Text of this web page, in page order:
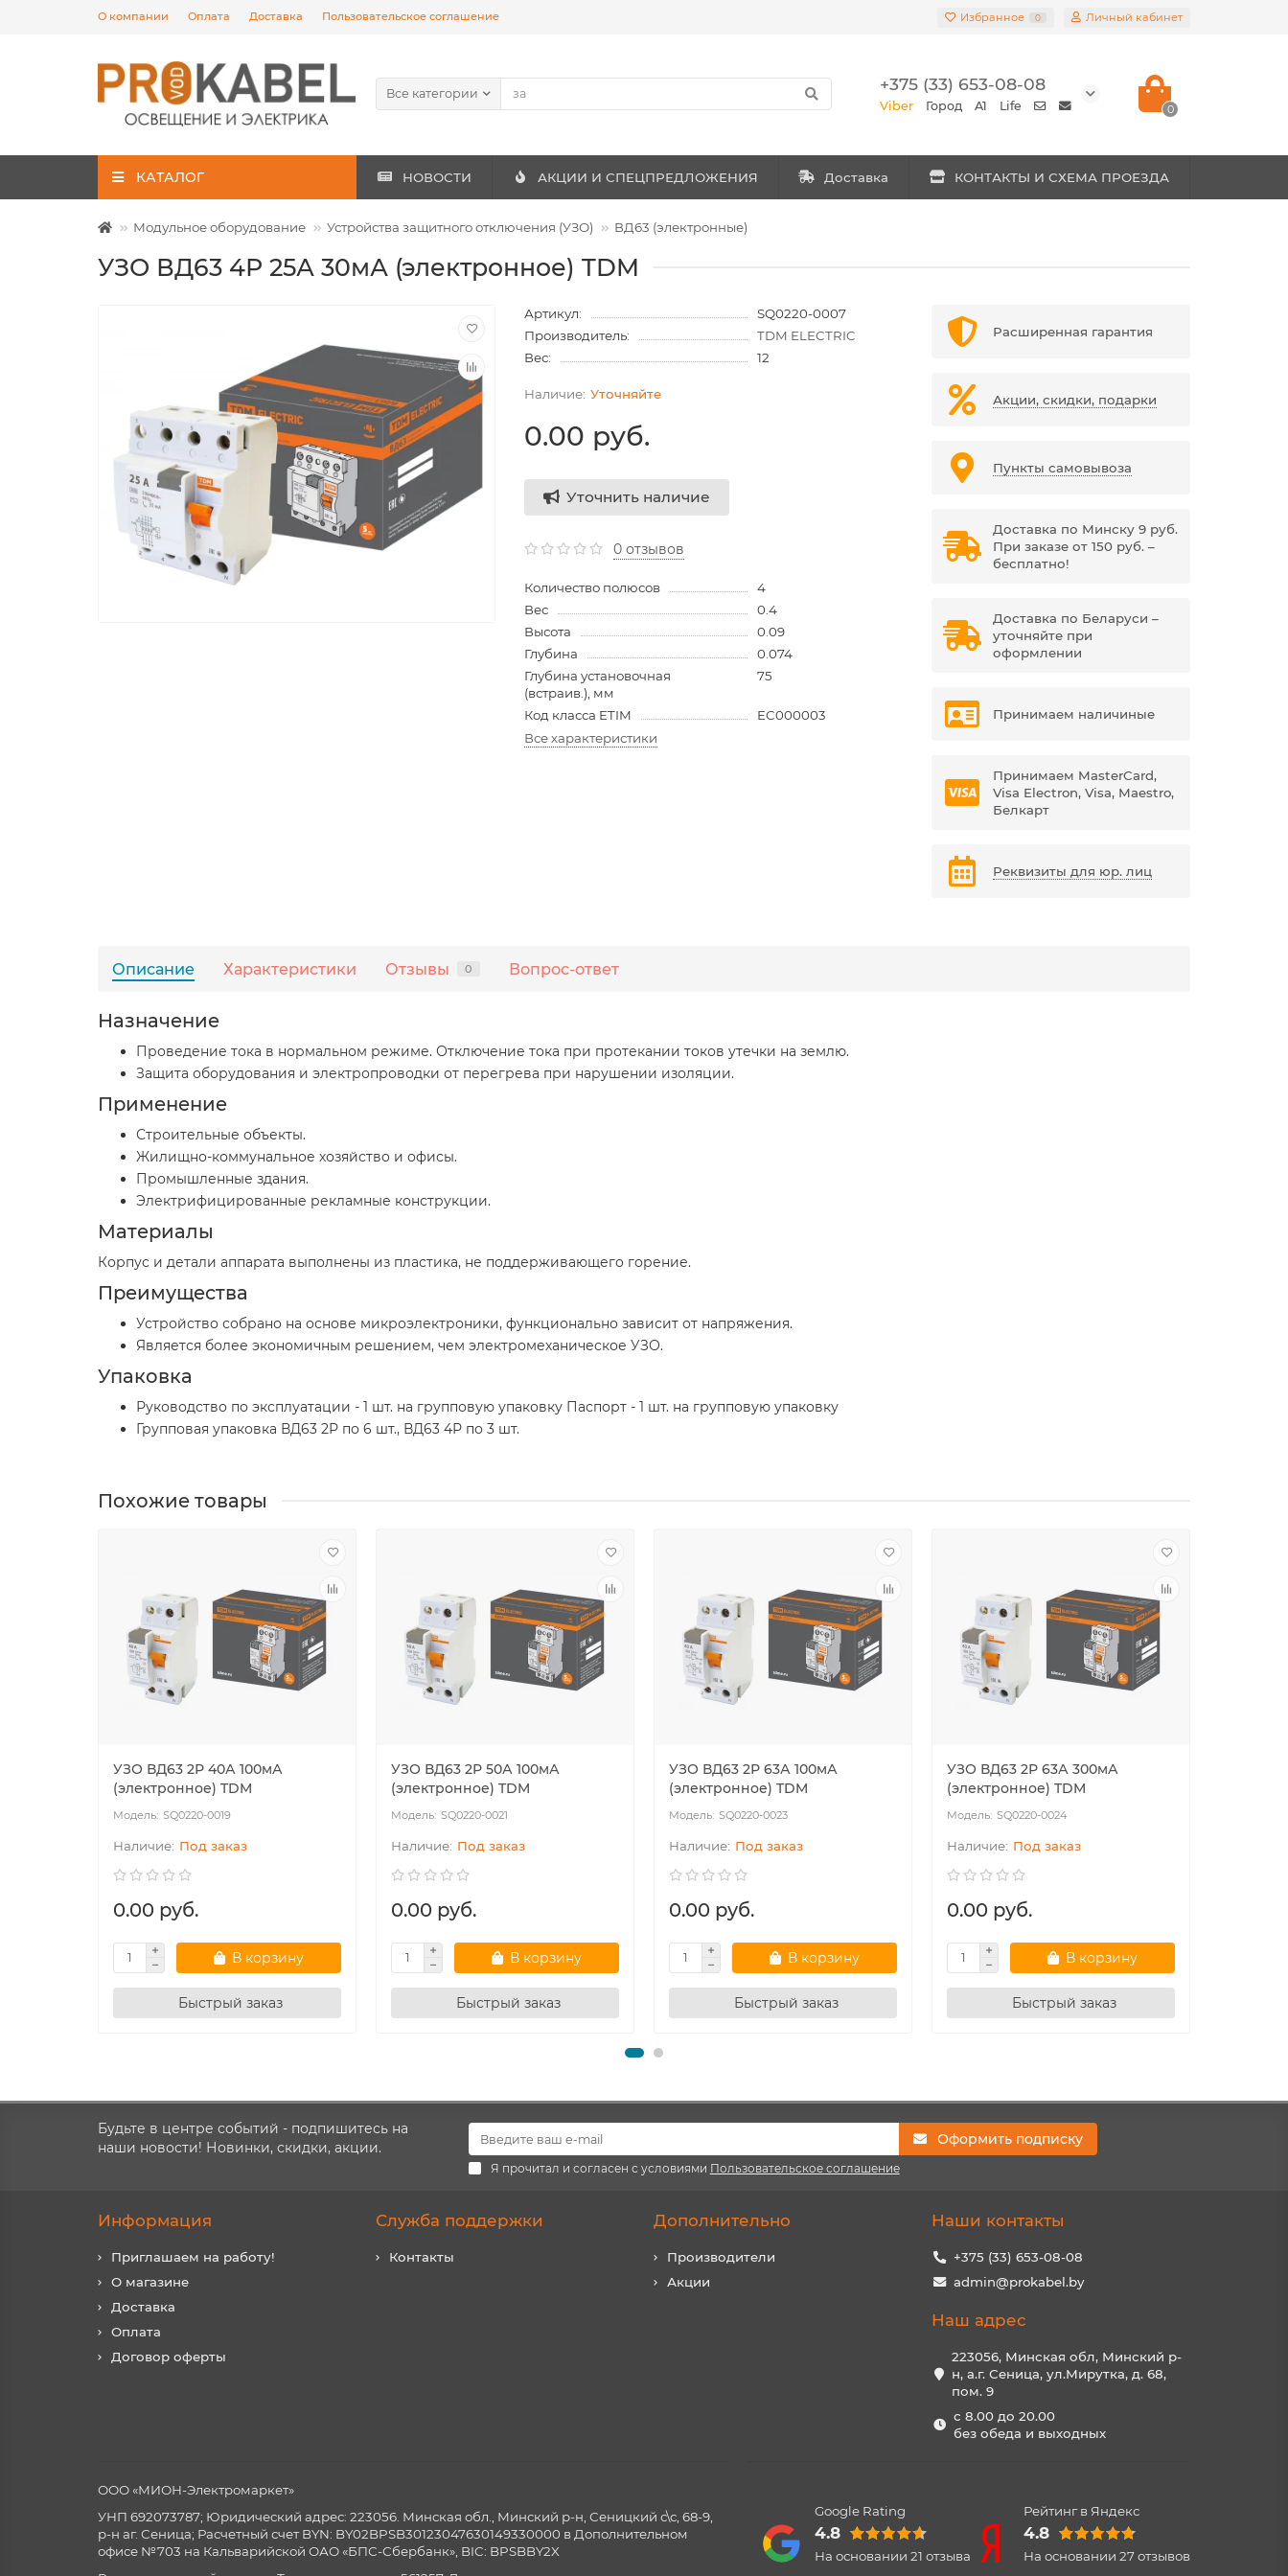
О компании Оплата Доставка Пользовательское соглашение Избранное 0 Личный кабинет
Все категории +375 (33) 653-08-08
Viber Город A1 Life 0
КАТАЛОГ НОВОСТИ АКЦИИ И СПЕЦПРЕДЛОЖЕНИЯ Доставка КОНТАКТЫ И СХЕМА ПРОЕЗДА
Модульное оборудование Устройства защитного отключения (УЗО) ВД63 (электронные)
УЗО ВД63 4Р 25А 30мА (электронное) TDM
Артикул:
SQ0220-0007
Производитель:
TDM ELECTRIC
Вес:
12
Уточняйте
0.00 руб.
Уточнить наличие
0 отзывов
Количество полюсов
4
Вес
0.4
Высота
0.09
Глубина
0.074
Глубина установочная
(встраив.), мм
75
Код класса ETIM
EC000003
Все характеристики
Расширенная гарантия
Акции, скидки, подарки
Пункты самовывоза
Доставка по Минску 9 руб.
При заказе от 150 руб. –
бесплатно!
Доставка по Беларуси –
уточняйте при
оформлении
Принимаем наличиные
Принимаем MasterCard,
Visa Electron, Visa, Maestro,
Белкарт
Реквизиты для юр. лиц
Описание Характеристики Отзывы 0 Вопрос-ответ
Назначение
Проведение тока в нормальном режиме. Отключение тока при протекании токов утечки на землю.
Защита оборудования и электропроводки от перегрева при нарушении изоляции.
Применение
Строительные объекты.
Жилищно-коммунальное хозяйство и офисы.
Промышленные здания.
Электрифицированные рекламные конструкции.
Материалы
Корпус и детали аппарата выполнены из пластика, не поддерживающего горение.
Преимущества
Устройство собрано на основе микроэлектроники, функционально зависит от напряжения.
Является более экономичным решением, чем электромеханическое УЗО.
Упаковка
Руководство по эксплуатации - 1 шт. на групповую упаковку Паспорт - 1 шт. на групповую упаковку
Групповая упаковка ВД63 2Р по 6 шт., ВД63 4Р по 3 шт.
Похожие товары
УЗО ВД63 2Р 40А 100мА
(электронное) TDM
SQ0220-0019
Под заказ
0.00 руб.
В корзину
Быстрый заказ
УЗО ВД63 2Р 50А 100мА
(электронное) TDM
SQ0220-0021
Под заказ
0.00 руб.
В корзину
Быстрый заказ
УЗО ВД63 2Р 63А 100мА
(электронное) TDM
SQ0220-0023
Под заказ
0.00 руб.
В корзину
Быстрый заказ
УЗО ВД63 2Р 63А 300мА
(электронное) TDM
SQ0220-0024
Под заказ
0.00 руб.
В корзину
Быстрый заказ
Будьте в центре событий - подпишитесь на
наши новости! Новинки, скидки, акции.
Оформить подписку
Я прочитал и согласен с условиями Пользовательское соглашение
Информация
Приглашаем на работу!
О магазине
Доставка
Оплата
Договор оферты
Служба поддержки
Контакты
Дополнительно
Производители
Акции
Наши контакты
+375 (33) 653-08-08
admin@prokabel.by
Наш адрес
223056, Минская обл, Минский р-
н, а.г. Сеница, ул.Мирутка, д. 68,
пом. 9
с 8.00 до 20.00
без обеда и выходных
ООО «МИОН-Электромаркет»
УНП 692073787; Юридический адрес: 223056. Минская обл., Минский р-н, Сеницкий с\с, 68-9,
р-н аг. Сеница; Расчетный счет BYN: BY02BPSB30123047630149330000 в Дополнительном
офисе №703 на Кальварийской ОАО «БПС-Сбербанк», BIC: BPSBBY2X
Google Rating
4.8
На основании 21 отзыва
Рейтинг в Яндекс
4.8
На основании 27отзывов